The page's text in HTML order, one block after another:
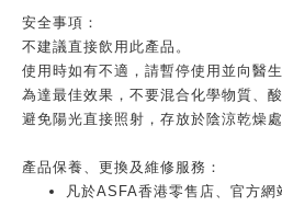
安全事項：
不建議直接飲用此產品。
使用時如有不適，請暫停使用並向醫生
為達最佳效果，不要混合化學物質、
避免陽光直接照射，存放於陰涼乾燥處
產品保養、更換及維修服務：
凡於ASFA香港零售店、官方